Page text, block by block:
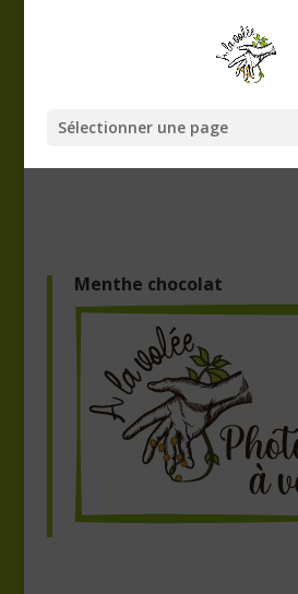
Sélectionner une page
Menthe chocolat